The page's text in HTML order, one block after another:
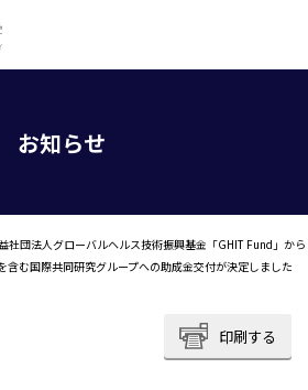
お知らせ
社団法人グローバルヘルス技術振興基金「GHIT Fund」から
含む国際共同研究グループへの助成金交付が決定しました
印刷する